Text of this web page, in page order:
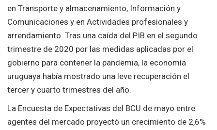
en Transporte y almacenamiento, Información y
Comunicaciones y en Actividades profesionales y
arrendamiento. Tras una caída del PIB en el segundo
trimestre de 2020 por las medidas aplicadas por el
gobierno para contener la pandemia, la economía
uruguaya había mostrado una leve recuperación el
tercer y cuarto trimestres del año.
La Encuesta de Expectativas del BCU de mayo entre
agentes del mercado proyectó un crecimiento de 2,6%